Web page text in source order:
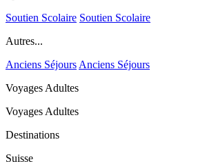
Soutien Scolaire Soutien Scolaire
Autres...
Anciens Séjours Anciens Séjours
Voyages Adultes
Voyages Adultes
Destinations
Suisse